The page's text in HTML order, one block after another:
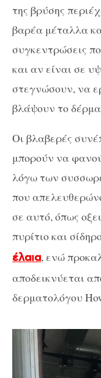
της βρύσης
βαρέα μέταλλα
συγκεντρώσεις
και αν είναι σε
στεγνώσουν, να
βλάψουν το
Οι βλαβερές
μπορούν να
λόγω των
που
σε αυτό, όπως
πυρίτιο και
έλαια, ενώ
αποδεικνύεται
δερματολόγου